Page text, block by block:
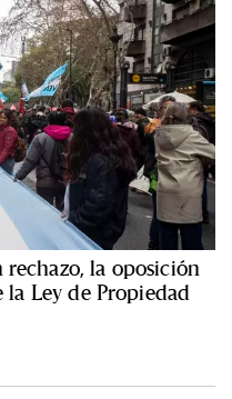
la oposición
Ley de Propiedad